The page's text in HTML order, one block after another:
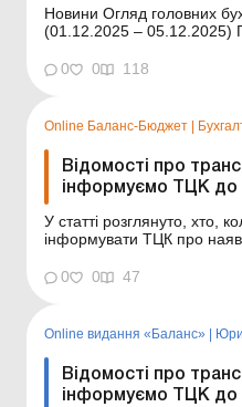
Новини Огляд головних бухгалтерських новин тижня
(01.12.2025 – 05.12.2025) Головні новини про
щодня Зміст номеру Бухгалтерский облік
Читати Відомості про
0 0 118
Online Баланс-Бюджет
Відомості про
інформуємо ТЦК до
У статті розглянуто, хто,
інформувати ТЦК про
неподання цієї
грудня 2025 року
0 0 47
Online видання «Баланс»
Відомості про
інформуємо ТЦК до